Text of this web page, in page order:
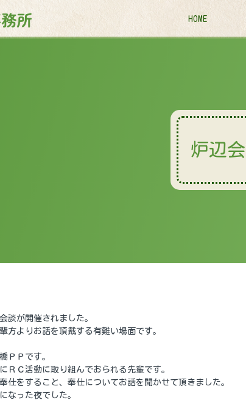
HOME
炉辺
談が開催されました。
方よりお話を頂戴する有難い場面です。
ＰＰです。
ＲＣ活動に取り組んでおられる先輩です。
仕をすること、奉仕についてお話を聞かせて頂きました。
なった夜でした。